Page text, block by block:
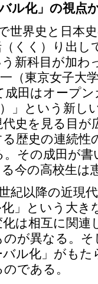
ル化」の視点
世界史と日本
くく）り出し
新科目が加わ
（東京女子大
田はオープ
）」という新し
史を見る目
歴史の連続性
その成田が書
今の高校生は
以降の近現
化」という大
は相互に関連
が異なる。そ
ル化」がも
である。